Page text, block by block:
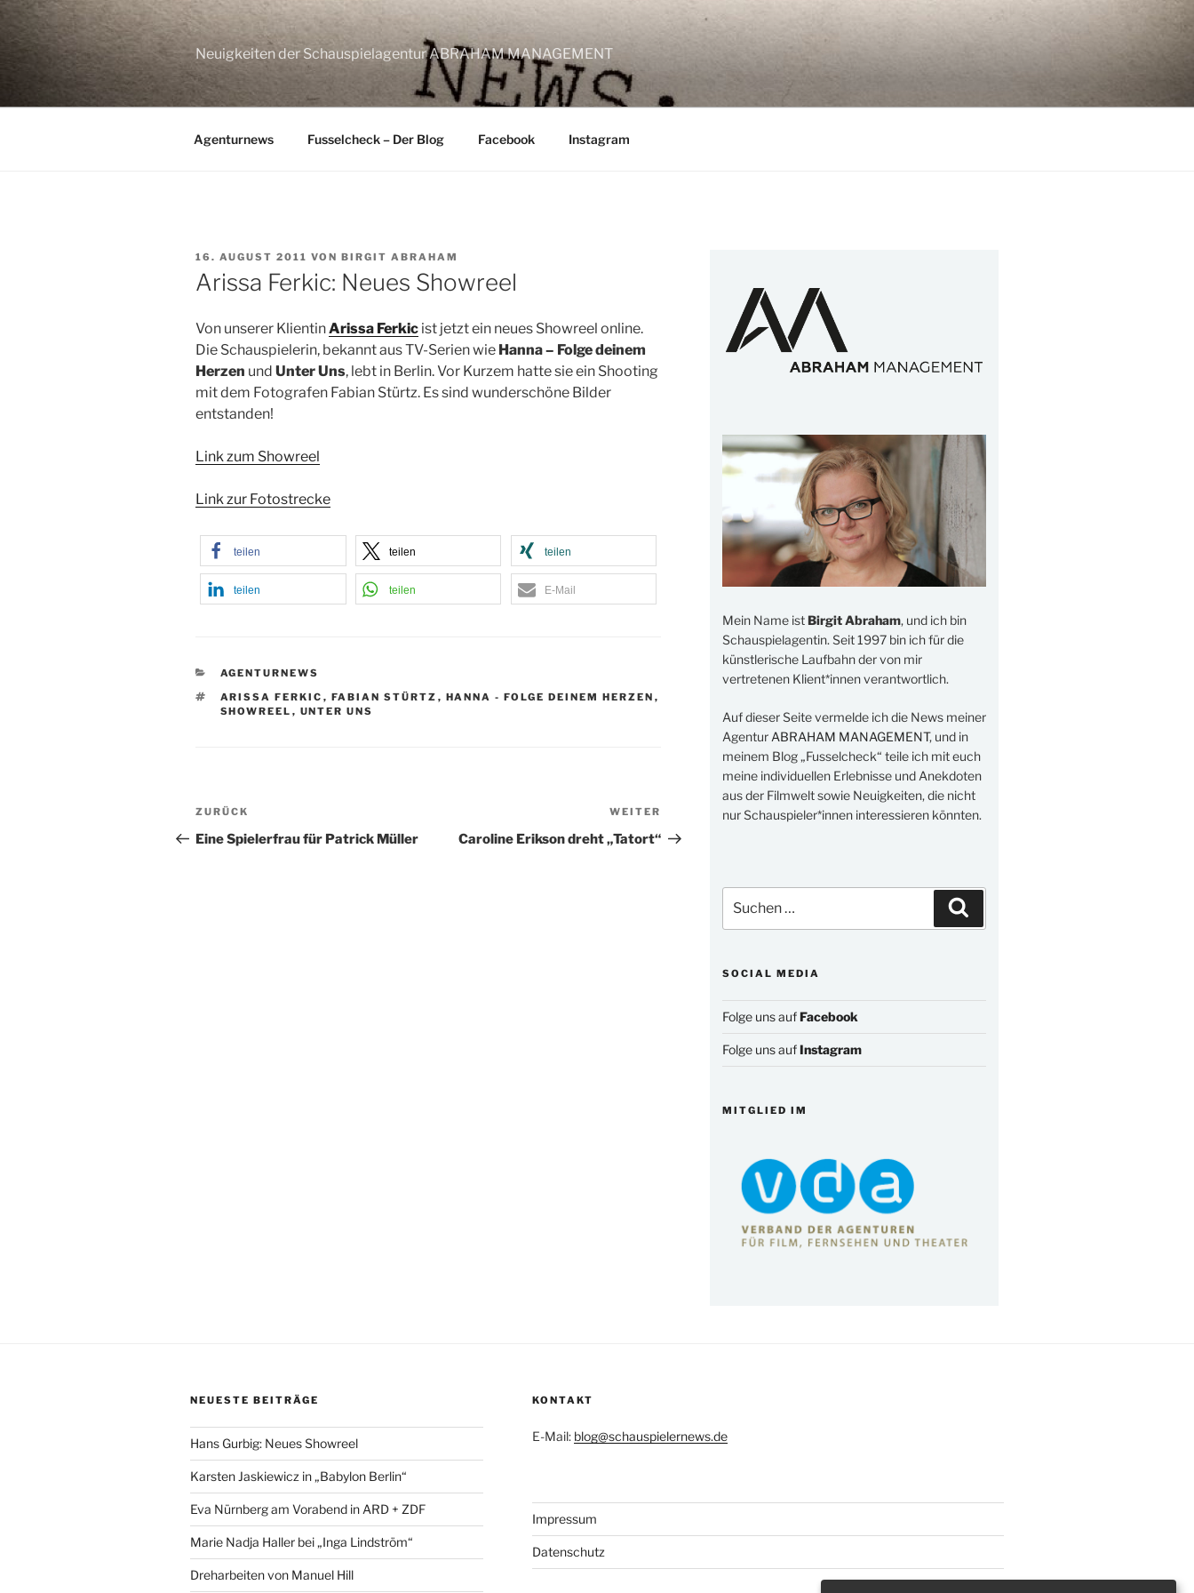
Zum
Inhalt
springen
Neuigkeiten der Schauspielagentur ABRAHAM MANAGEMENT
Agenturnews Fusselcheck – Der Blog Facebook Instagram
VERÖFFENTLICHT
16. AUGUST 2011 VON BIRGIT ABRAHAM
Arissa Ferkic: Neues Showreel
Von unserer KlientinArissa Ferkic ist jetzt ein neues Showreel online.
Die Schauspielerin, bekannt aus TV-Serien wie Hanna – Folge deinem
Herzen und Unter Uns, lebt in Berlin. Vor Kurzem hatte sie ein Shooting
mit dem Fotografen Fabian Stürtz. Es sind wunderschöne Bilder
entstanden!
Link zum Showreel
Link zur Fotostrecke
teilen teilen teilen
teilen teilen E-Mail
KATEGORIEN
AGENTURNEWS
SCHLAGWÖRTER
ARISSA FERKIC , FABIAN STÜRTZ , HANNA - FOLGE DEINEM HERZEN ,
SHOWREEL , UNTER UNS
Beitragsnavigation
Vorheriger
Beitrag
ZURÜCK
Eine Spielerfrau für Patrick Müller
Nächster
Beitrag
WEITER
Caroline Erikson dreht „Tatort“
Mein Name istBirgit Abraham, und ich bin
Schauspielagentin. Seit 1997 bin ich für die
künstlerische Laufbahn der von mir
vertretenen Klient*innen verantwortlich.
Auf dieser Seite vermelde ich die News meiner
Agentur ABRAHAM MANAGEMENT, und in
meinem Blog „Fusselcheck“ teile ich mit euch
meine individuellen Erlebnisse und Anekdoten
aus der Filmwelt sowie Neuigkeiten, die nicht
nur Schauspieler*innen interessieren könnten.
nach:
SOCIAL MEDIA
Folge uns aufFacebook
Folge uns aufInstagram
MITGLIED IM
NEUESTE BEITRÄGE
Hans Gurbig: Neues Showreel
Karsten Jaskiewicz in „Babylon Berlin“
Eva Nürnberg am Vorabend in ARD + ZDF
Marie Nadja Haller bei „Inga Lindström“
Dreharbeiten von Manuel Hill
KONTAKT
E-Mail: blog@schauspielernews.de
Impressum
Datenschutz